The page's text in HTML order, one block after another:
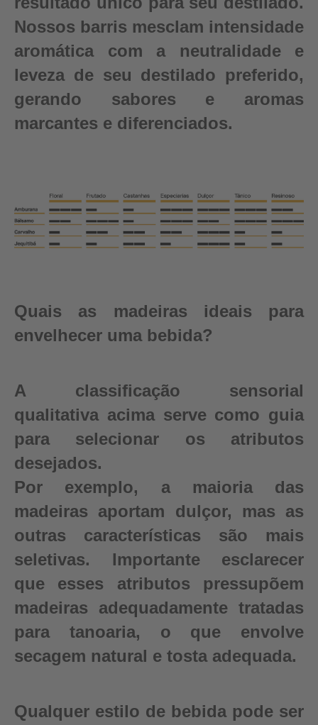
Nossos barris mesclam intensidade
aromática com a neutralidade e
leveza de seu destilado preferido,
gerando sabores e aromas
marcantes e diferenciados.
Quais as madeiras ideais para
envelhecer uma bebida?
A classificação sensorial
qualitativa acima serve como guia
para selecionar os atributos
desejados.
Por exemplo, a maioria das
madeiras aportam dulçor, mas as
outras características são mais
seletivas. Importante esclarecer
que esses atributos pressupõem
madeiras adequadamente tratadas
para tanoaria, o que envolve
secagem natural e tosta adequada.
Qualquer estilo de bebida pode ser